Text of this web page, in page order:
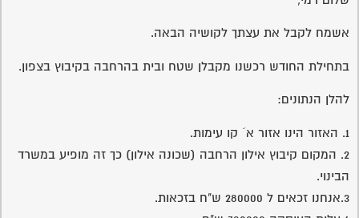
אשמח לקבל את עצתך לקושיה הבאה.
בתחילת החודש רכשנו מקבלן שטח ובית בהרחבה בקיבוץ בצפון.
להלן הנתונים:
2. המקום קיבוץ אילון הרחבה (שכונה אילון) כך זה מופיע במשרד
הבינוי.